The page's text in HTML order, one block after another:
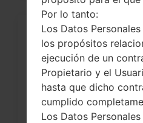
Por lo tanto:
Los Datos
los propósitos
ejecución de un
Propietario y el
hasta que dicho
cumplido
Los Datos